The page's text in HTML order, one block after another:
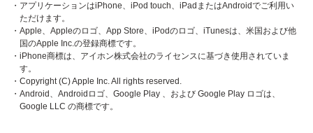
・アプリケーションはiPhone、iPod touch、iPadまたはAndroidでご利用い
ただけます。
・Apple、Appleのロゴ、App Store、iPodのロゴ、iTunesは、米国および他
国のApple Inc.の登録商標です。
・iPhone商標は、アイホン株式会社のライセンスに基づき使用されていま
す。
・Copyright (C) Apple Inc. All rights reserved.
・Android、Androidロゴ、Google Play 、および Google Play ロゴは、
Google LLC の商標です。